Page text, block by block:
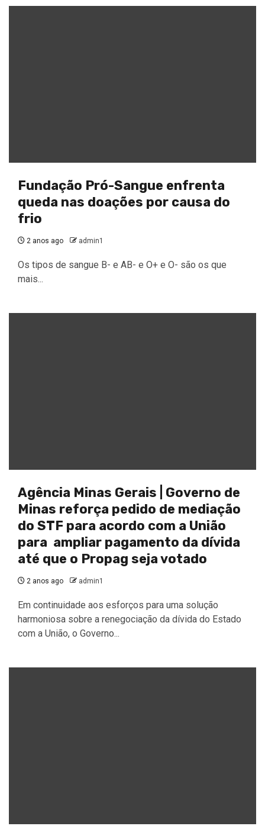
Fundação Pró-Sangue enfrenta
queda nas doações por causa do
frio
2 anos ago admin1
Os tipos de sangue B- e AB- e O+ e O- são os que
mais...
Agência Minas Gerais | Governo de
Minas reforça pedido de mediação
do STF para acordo com a União
para ampliar pagamento da dívida
até que o Propag seja votado
2 anos ago admin1
Em continuidade aos esforços para uma solução
harmoniosa sobre a renegociação da dívida do Estado
com a União, o Governo...